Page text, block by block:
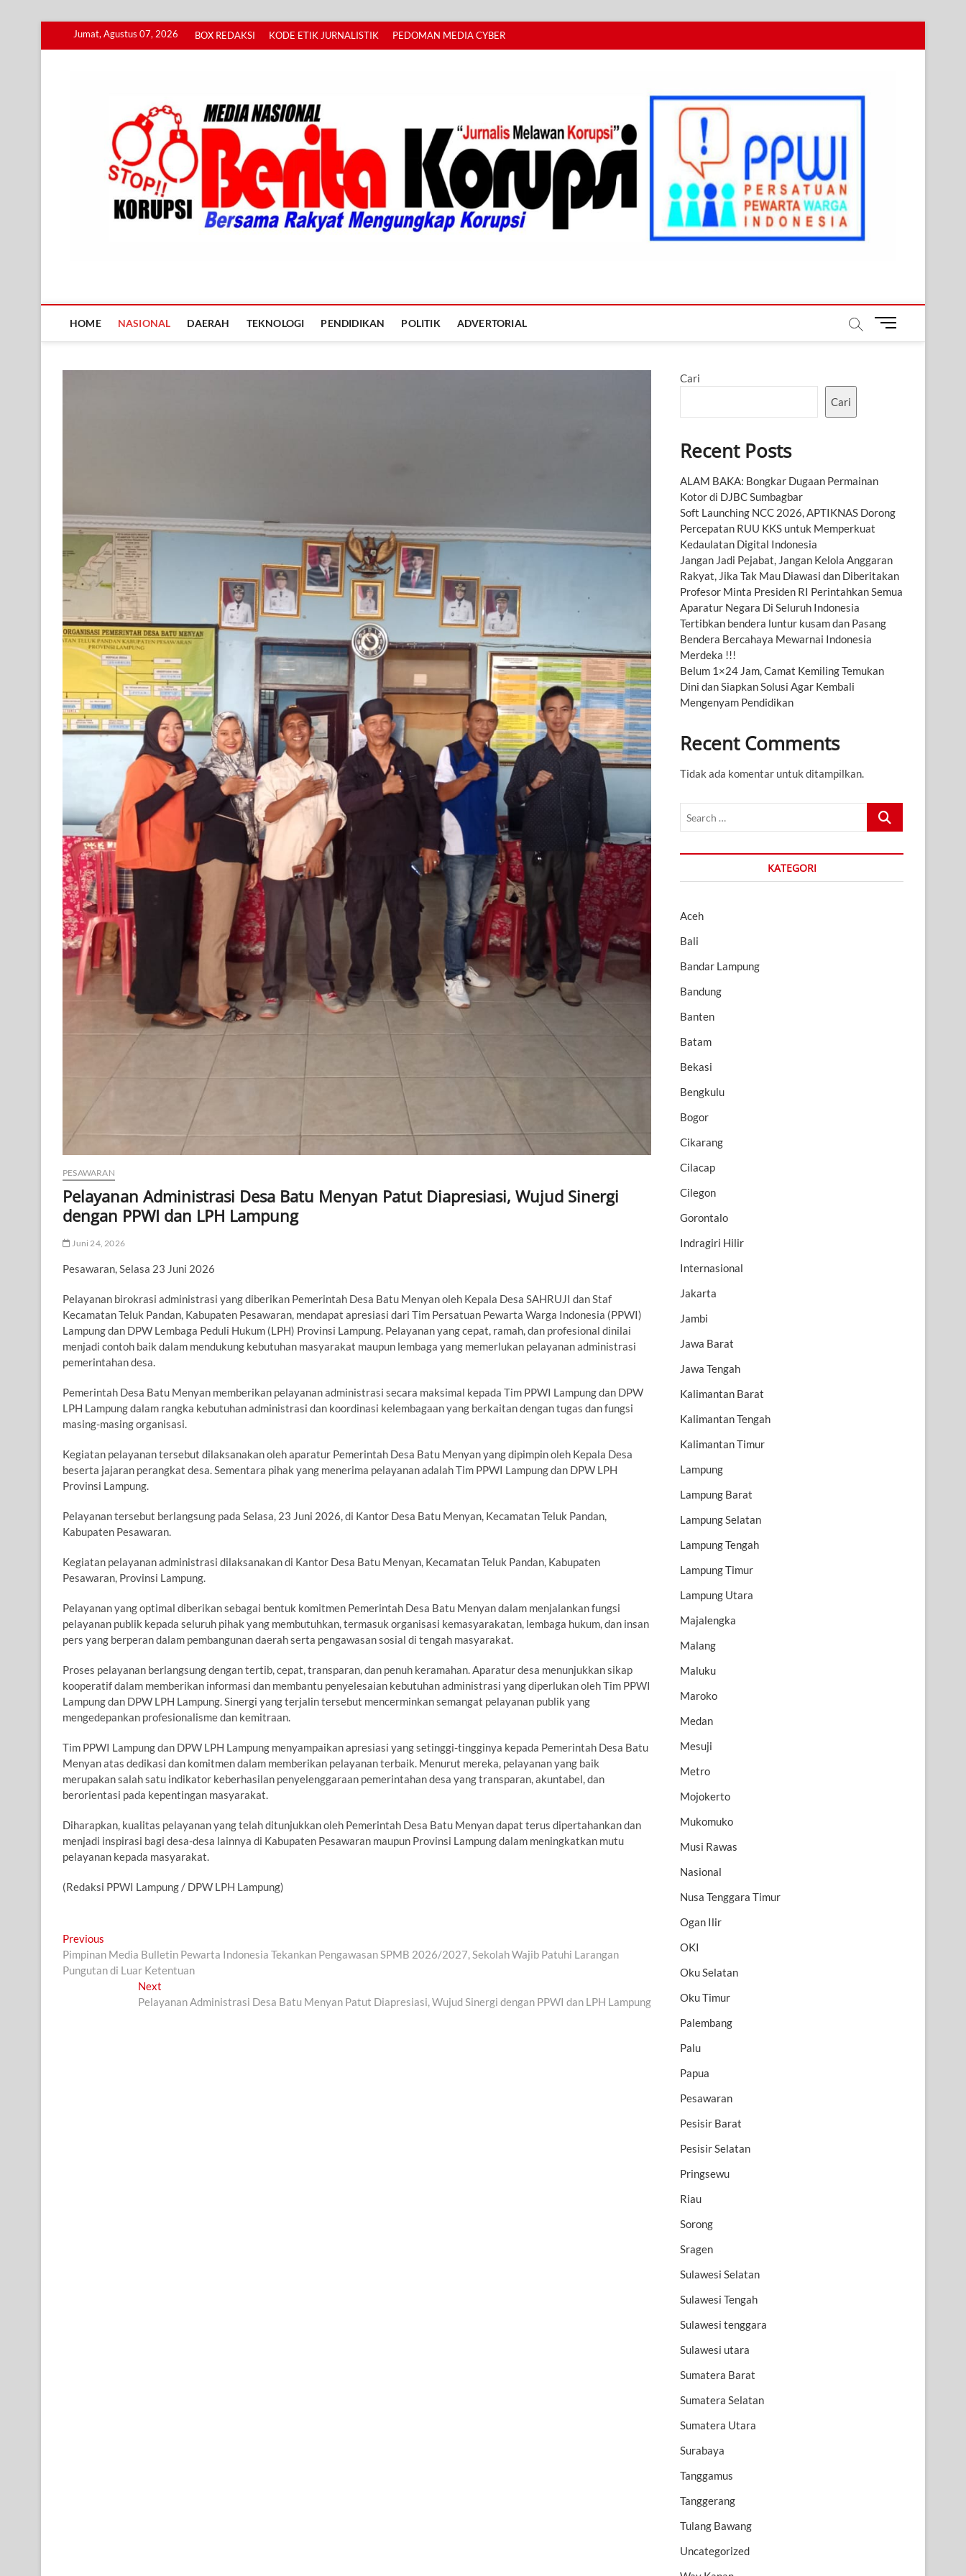
Jumat, Agustus 07, 2026 BOX REDAKSI KODE ETIK JURNALISTIK PEDOMAN MEDIA CYBER
HOME NASIONAL DAERAH TEKNOLOGI PENDIDIKAN POLITIK ADVERTORIAL
M
PESAWARAN
Pelayanan Administrasi Desa Batu Menyan Patut Diapresiasi, Wujud Sinergi
dengan PPWI dan LPH Lampung
Juni 24, 2026
Pesawaran, Selasa 23 Juni 2026
Pelayanan birokrasi administrasi yang diberikan Pemerintah Desa Batu Menyan oleh Kepala Desa SAHRUJI dan Staf
Kecamatan Teluk Pandan, Kabupaten Pesawaran, mendapat apresiasi dari Tim Persatuan Pewarta Warga Indonesia (PPWI)
Lampung dan DPW Lembaga Peduli Hukum (LPH) Provinsi Lampung. Pelayanan yang cepat, ramah, dan profesional dinilai
menjadi contoh baik dalam mendukung kebutuhan masyarakat maupun lembaga yang memerlukan pelayanan administrasi
pemerintahan desa.
Pemerintah Desa Batu Menyan memberikan pelayanan administrasi secara maksimal kepada Tim PPWI Lampung dan DPW
LPH Lampung dalam rangka kebutuhan administrasi dan koordinasi kelembagaan yang berkaitan dengan tugas dan fungsi
masing-masing organisasi.
Kegiatan pelayanan tersebut dilaksanakan oleh aparatur Pemerintah Desa Batu Menyan yang dipimpin oleh Kepala Desa
beserta jajaran perangkat desa. Sementara pihak yang menerima pelayanan adalah Tim PPWI Lampung dan DPW LPH
Provinsi Lampung.
Pelayanan tersebut berlangsung pada Selasa, 23 Juni 2026, di Kantor Desa Batu Menyan, Kecamatan Teluk Pandan,
Kabupaten Pesawaran.
Kegiatan pelayanan administrasi dilaksanakan di Kantor Desa Batu Menyan, Kecamatan Teluk Pandan, Kabupaten
Pesawaran, Provinsi Lampung.
Pelayanan yang optimal diberikan sebagai bentuk komitmen Pemerintah Desa Batu Menyan dalam menjalankan fungsi
pelayanan publik kepada seluruh pihak yang membutuhkan, termasuk organisasi kemasyarakatan, lembaga hukum, dan insan
pers yang berperan dalam pembangunan daerah serta pengawasan sosial di tengah masyarakat.
Proses pelayanan berlangsung dengan tertib, cepat, transparan, dan penuh keramahan. Aparatur desa menunjukkan sikap
kooperatif dalam memberikan informasi dan membantu penyelesaian kebutuhan administrasi yang diperlukan oleh Tim PPWI
Lampung dan DPW LPH Lampung. Sinergi yang terjalin tersebut mencerminkan semangat pelayanan publik yang
mengedepankan profesionalisme dan kemitraan.
Tim PPWI Lampung dan DPW LPH Lampung menyampaikan apresiasi yang setinggi-tingginya kepada Pemerintah Desa Batu
Menyan atas dedikasi dan komitmen dalam memberikan pelayanan terbaik. Menurut mereka, pelayanan yang baik
merupakan salah satu indikator keberhasilan penyelenggaraan pemerintahan desa yang transparan, akuntabel, dan
berorientasi pada kepentingan masyarakat.
Diharapkan, kualitas pelayanan yang telah ditunjukkan oleh Pemerintah Desa Batu Menyan dapat terus dipertahankan dan
menjadi inspirasi bagi desa-desa lainnya di Kabupaten Pesawaran maupun Provinsi Lampung dalam meningkatkan mutu
pelayanan kepada masyarakat.
(Redaksi PPWI Lampung / DPW LPH Lampung)
Navigasi
pos
Previous
post:
Pimpinan Media Bulletin Pewarta Indonesia Tekankan Pengawasan SPMB 2026/2027, Sekolah Wajib Patuhi Larangan
Pungutan di Luar Ketentuan
Next
post:
Pelayanan Administrasi Desa Batu Menyan Patut Diapresiasi, Wujud Sinergi dengan PPWI dan LPH Lampung
Cari
Cari
Recent Posts
ALAM BAKA: Bongkar Dugaan Permainan
Kotor di DJBC Sumbagbar
Soft Launching NCC 2026, APTIKNAS Dorong
Percepatan RUU KKS untuk Memperkuat
Kedaulatan Digital Indonesia
Jangan Jadi Pejabat, Jangan Kelola Anggaran
Rakyat, Jika Tak Mau Diawasi dan Diberitakan
Profesor Minta Presiden RI Perintahkan Semua
Aparatur Negara Di Seluruh Indonesia
Tertibkan bendera luntur kusam dan Pasang
Bendera Bercahaya Mewarnai Indonesia
Merdeka !!!
Belum 1×24 Jam, Camat Kemiling Temukan
Dini dan Siapkan Solusi Agar Kembali
Mengenyam Pendidikan
Recent Comments
Tidak ada komentar untuk ditampilkan.
Search
KATEGORI
Aceh
Bali
Bandar Lampung
Bandung
Banten
Batam
Bekasi
Bengkulu
Bogor
Cikarang
Cilacap
Cilegon
Gorontalo
Indragiri Hilir
Internasional
Jakarta
Jambi
Jawa Barat
Jawa Tengah
Kalimantan Barat
Kalimantan Tengah
Kalimantan Timur
Lampung
Lampung Barat
Lampung Selatan
Lampung Tengah
Lampung Timur
Lampung Utara
Majalengka
Malang
Maluku
Maroko
Medan
Mesuji
Metro
Mojokerto
Mukomuko
Musi Rawas
Nasional
Nusa Tenggara Timur
Ogan Ilir
OKI
Oku Selatan
Oku Timur
Palembang
Palu
Papua
Pesawaran
Pesisir Barat
Pesisir Selatan
Pringsewu
Riau
Sorong
Sragen
Sulawesi Selatan
Sulawesi Tengah
Sulawesi tenggara
Sulawesi utara
Sumatera Barat
Sumatera Selatan
Sumatera Utara
Surabaya
Tanggamus
Tanggerang
Tulang Bawang
Uncategorized